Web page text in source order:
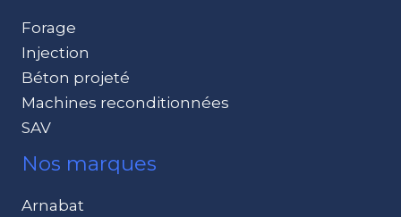
Forage
Injection
Béton projeté
Machines reconditionnées
SAV
Nos marques
Arnabat